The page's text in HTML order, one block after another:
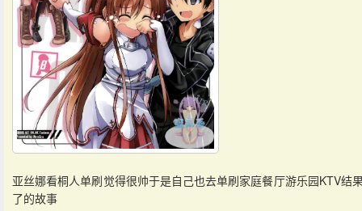
亚丝娜看桐人单刷觉得很帅于是自己也去单刷家庭餐厅游乐园KTV结
了的故事